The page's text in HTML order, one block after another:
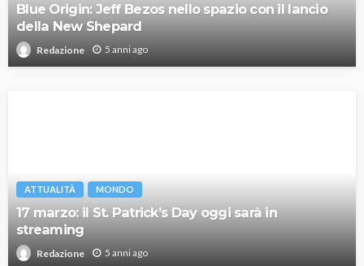
Blue Origin: Jeff Bezos nello spazio con il lancio
della New Shepard
Redazione 5 anni ago
ATTUALITÀ MONDO
17 marzo: il St. Patrick’s Day oggi sarà in
streaming
Redazione 5 anni ago